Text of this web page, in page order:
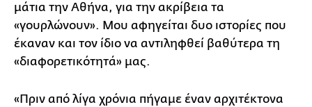
μάτια την Αθήνα, για την ακρίβεια τα
«γουρλώνουν». Μου αφηγείται δυο ιστορίες που
έκαναν και τον ίδιο να αντιληφθεί βαθύτερα τη
«διαφορετικότητά» μας.
«Πριν από λίγα χρόνια πήγαμε έναν αρχιτέκτονα